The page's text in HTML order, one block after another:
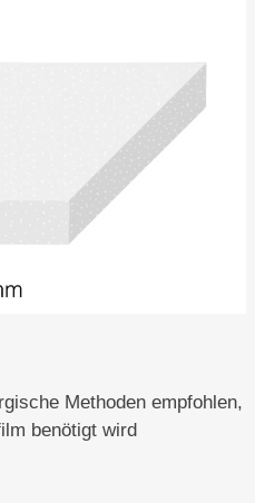
Methoden empfohlen,
benötigt wird